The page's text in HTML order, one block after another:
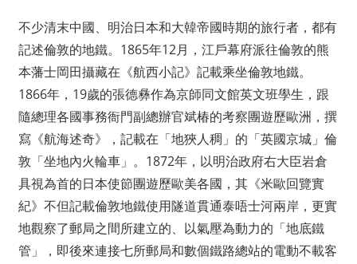
不少清末中國、明治日本和大韓帝國時期的旅行者，都有
記述倫敦的地鐵。1865年12月，江戶幕府派往倫敦的熊
本藩士岡田攝藏在《航西小記》記載乘坐倫敦地鐵。
1866年，19歲的張德彝作為京師同文館英文班學生，跟
隨總理各國事務衙門副總辦官斌椿的考察團遊歷歐洲，撰
寫《航海述奇》，記載在「地狹人稠」的「英國京城」倫
敦「坐地內火輪車」。1872年，以明治政府右大臣岩倉
具視為首的日本使節團遊歷歐美各國，其《米歐回覽實
紀》不但記載倫敦地鐵使用隧道貫通泰唔士河兩岸，更實
地觀察了郵局之間所建立的、以氣壓為動力的「地底鐵
管」，即後來連接七所郵局和數個鐵路總站的電動不載客